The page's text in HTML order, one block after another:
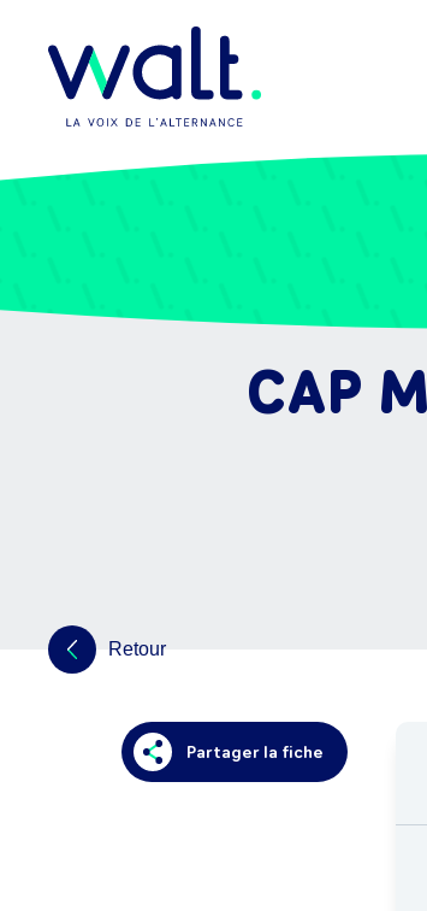
CAP
Retour
Partager la fiche